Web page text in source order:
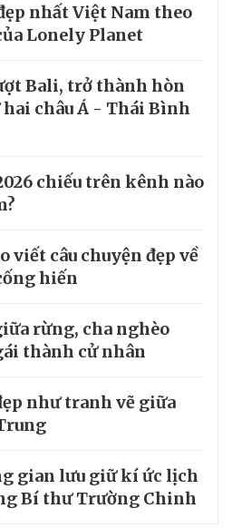
nhất Việt Nam theo
Lonely Planet
Bali, trở thành hòn
hai châu Á - Thái Bình
chiếu trên kênh nào
viết câu chuyện đẹp về
hiến
rừng, cha nghèo
thành cử nhân
như tranh vẽ giữa
gian lưu giữ kí ức lịch
Bí thư Trường Chinh